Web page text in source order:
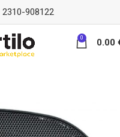
2310-908122
0 0.00